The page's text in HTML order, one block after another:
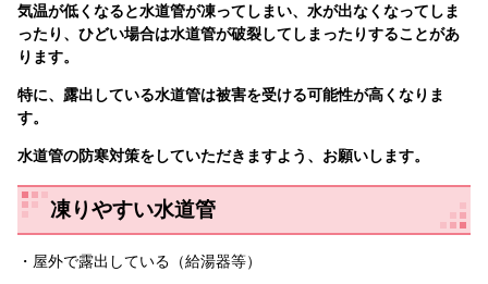
気温が低くなると水道管が凍ってしまい、水が出なくなってしま
ったり、ひどい場合は水道管が破裂してしまったりすることがあ
ります。
特に、露出している水道管は被害を受ける可能性が高くなりま
す。
水道管の防寒対策をしていただきますよう、お願いします。
凍りやすい水道管
・屋外で露出している（給湯器等）